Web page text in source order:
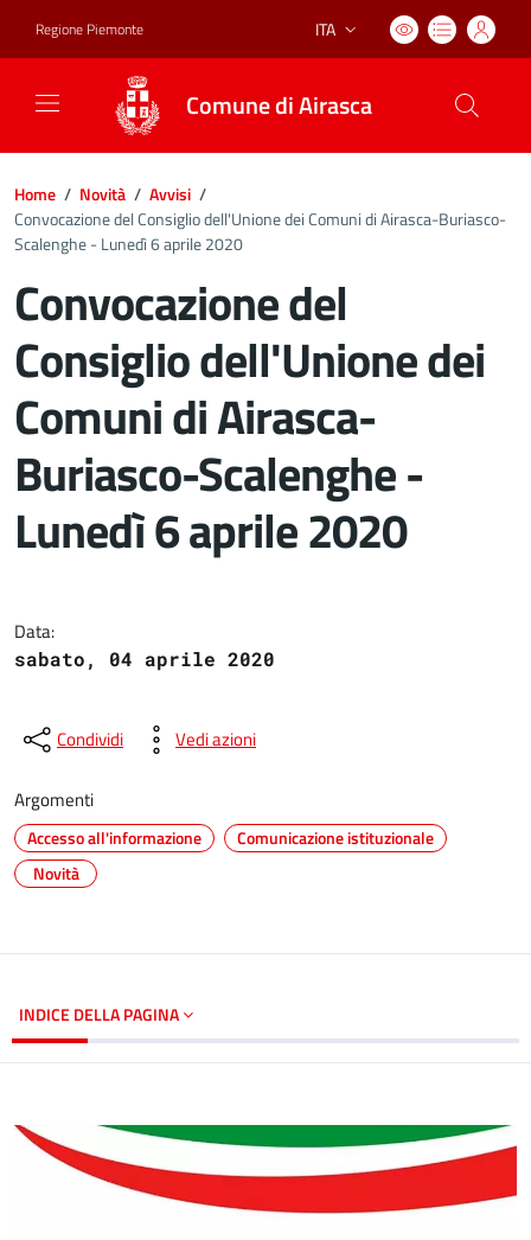
Regione Piemonte Lingua attiva:
ITA
Comune di Airasca
Home / Novità / Avvisi /
Convocazione del Consiglio dell'Unione dei Comuni di Airasca-Buriasco-
Scalenghe - Lunedì 6 aprile 2020
Convocazione del
Consiglio dell'Unione dei
Comuni di Airasca-
Buriasco-Scalenghe -
Lunedì 6 aprile 2020
Data:
sabato, 04 aprile 2020
Condividi Vedi azioni
Argomenti
Accesso all'informazione
Comunicazione istituzionale
Novità
INDICE DELLA PAGINA